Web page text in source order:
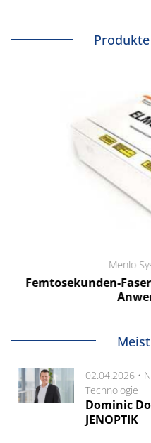
Menlo
Femtosekunden-
02.04.2026 •
Technologie
Dominic
JENOPTIK